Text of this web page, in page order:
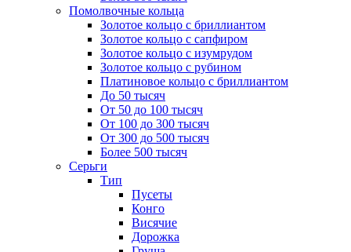
Помолвочные кольца
Золотое кольцо с бриллиантом
Золотое кольцо с сапфиром
Золотое кольцо с изумрудом
Золотое кольцо с рубином
Платиновое кольцо с бриллиантом
До 50 тысяч
От 50 до 100 тысяч
От 100 до 300 тысяч
От 300 до 500 тысяч
Более 500 тысяч
Серьги
Тип
Пусеты
Конго
Висячие
Дорожка